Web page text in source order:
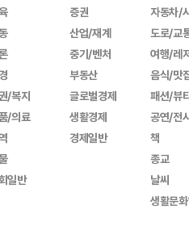
/복지
/의료
일반
증권
산업/재계
중기/벤처
부동산
글로벌경제
생활경제
경제일반
자동차/
도로/교
여행/레
음식/맛
패션/뷰
공연/전
책
종교
날씨
생활문